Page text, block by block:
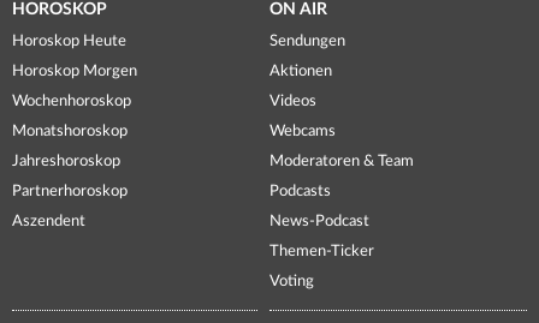
HOROSKOP
Horoskop Heute
Horoskop Morgen
Wochenhoroskop
Monatshoroskop
Jahreshoroskop
Partnerhoroskop
Aszendent
ON AIR
Sendungen
Aktionen
Videos
Webcams
Moderatoren & Team
Podcasts
News-Podcast
Themen-Ticker
Voting